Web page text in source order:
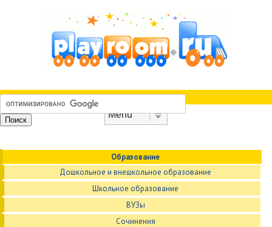
Образование
Дошкольное и внешкольное образование
Школьное образование
ВУЗы
Сочинения